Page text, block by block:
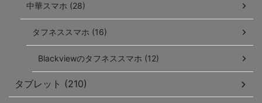
中華スマホ (28)
タフネススマホ (16)
Blackviewのタフネススマホ (12)
タブレット (210)